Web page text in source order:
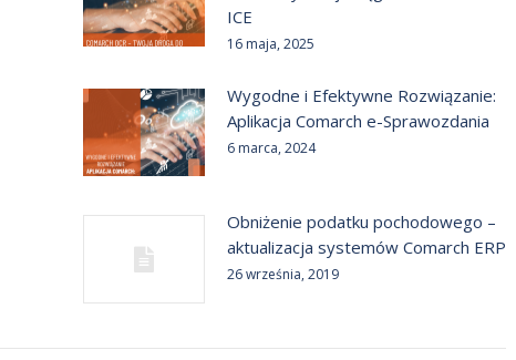
ICE
16 maja, 2025
Wygodne i Efektywne Rozwiązanie:
Aplikacja Comarch e-Sprawozdania
6 marca, 2024
Obniżenie podatku pochodowego –
aktualizacja systemów Comarch ERP
26 września, 2019